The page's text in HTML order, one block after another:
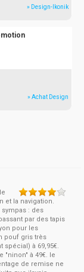
» Design-Ikonik
» Achat Design
et la navigation.
: des
par des tapis
pour les
pouf gris très
spécial) à 69,95€.
"ninon" à 49€. le
de remise ne